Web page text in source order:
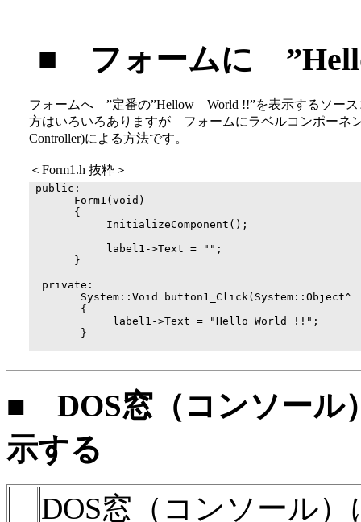
■ フォームに
フォームへ ”定番の”Hellow World !!”を表示するソー
方はいろいろありますが フォームにラベルコンポーネ
Controller)による方法です。
＜Form1.h 抜粋＞
public:
       Form1(void)
       {
            InitializeComponent();
            label1->Text = "";
       }
  private:
System::Void button1_Click(System::Object^
        {
label1->Text = "Hello World
        }
■ DOS窓（コンソー
示する
DOS窓（コンソール